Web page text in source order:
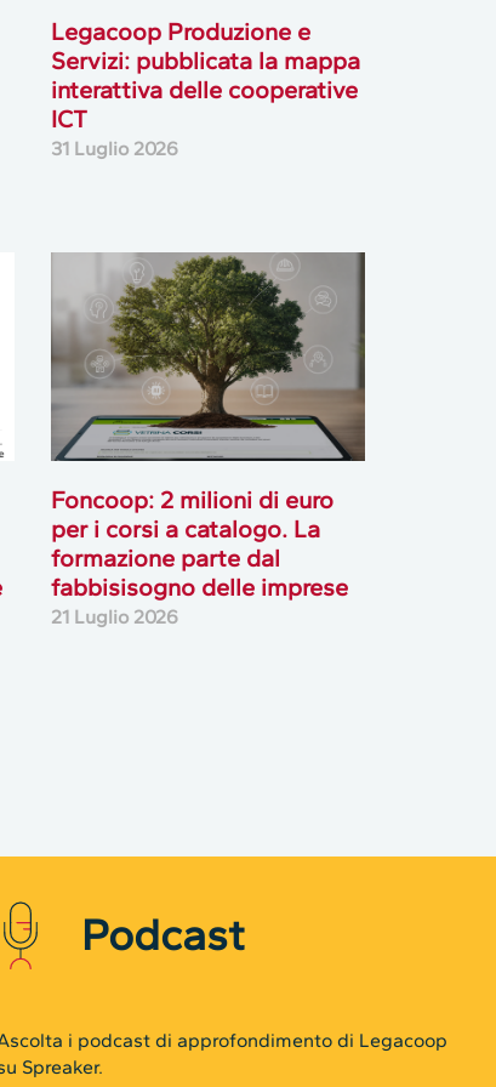
Legacoop Produzione e
Servizi: pubblicata la mappa
interattiva delle cooperative
ICT
31 Luglio 2026
Foncoop: 2 milioni di euro
per i corsi a catalogo. La
formazione parte dal
fabbisisogno delle imprese
21 Luglio 2026
Podcast
i podcast di approfondimento di Legacoop
Spreaker.
ACCETTA TUTTO